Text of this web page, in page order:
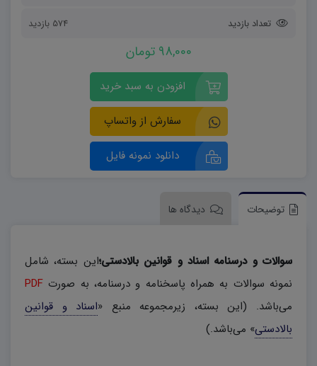
تعداد بازدید 574 بازدید
98,000 تومان
افزودن به سبد خرید
سفارش از واتساپ
دانلود نمونه فایل
توضیحات دیدگاه ها
سوالات و درسنامه اسناد و قوانین بالادستی؛این بسته، شامل
نمونه سوالات به همراه پاسخنامه و درسنامه، به صورت PDF
می‌باشد. (این بسته، زیرمجموعه منبع «اسناد و قوانین
بالادستی» می‌باشد.)